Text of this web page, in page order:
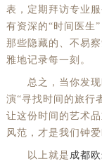
表，定期拜访专业
有资深的“时间医生
那些隐藏的、不易
雅地记录每一刻。
总之，当你发现
演“寻找时间的旅行
让这份时间的艺术
风范，才是我们钟
以上就是 成都